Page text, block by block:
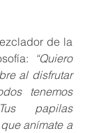
de la
“Quiero
al disfrutar
tenemos
papilas
anímate a